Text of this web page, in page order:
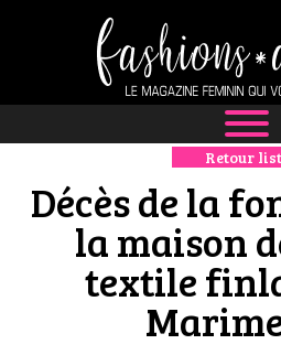
LUXE
Retour
Décès de la
la maison
textile